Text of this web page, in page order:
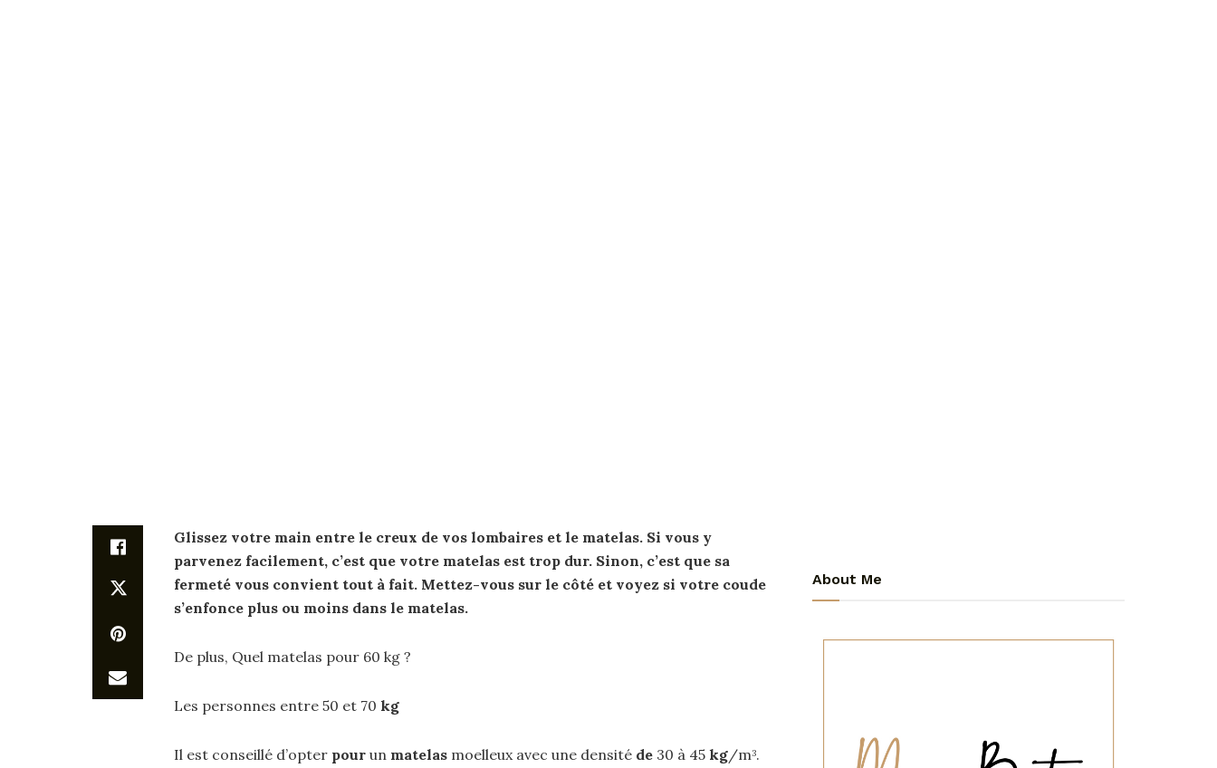
Glissez votre main entre le creux de vos lombaires et le matelas. Si vous y
parvenez facilement, c’est que votre matelas est trop dur. Sinon, c’est que sa
fermeté vous convient tout à fait. Mettez-vous sur le côté et voyez si votre coude
s’enfonce plus ou moins dans le matelas.
De plus, Quel matelas pour 60 kg ?
Les personnes entre 50 et 70 kg
Il est conseillé d’opter pour un matelas moelleux avec une densité de 30 à 45 kg/m3.
About Me